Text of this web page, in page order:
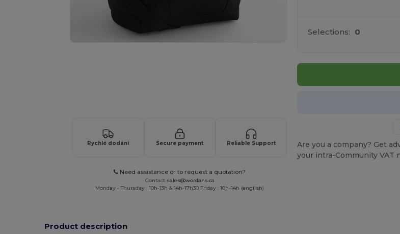
Rychlé dodání Secure payment Reliable Support
Need assistance or to request a quotation?
Contact sales@wordans.ca
Monday - Thursday : 10h-13h & 14h-17h30 Friday : 10h-14h (english)
Selections: 0
Are you a company? Get
your intra-Community VAT
Product description